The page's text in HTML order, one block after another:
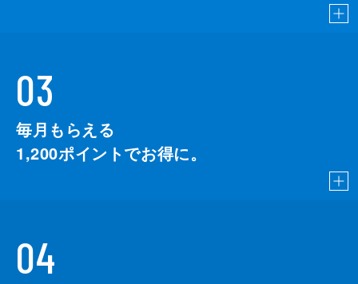
03
毎月もらえる
1,200ポイントでお得に。
04